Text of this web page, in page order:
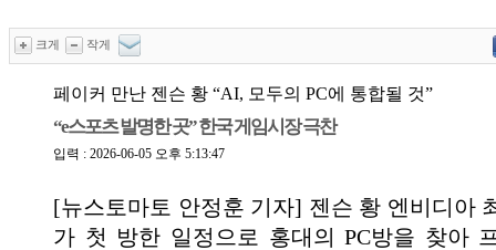
크게 작게
페이커 만난 젠슨 황 “AI, 모두의 PC에 통합될 것”
“e스포츠 발명한 곳” 한국 게임시장 극찬
입력 : 2026-06-05 오후 5:13:47
[뉴스토마토 안정훈 기자] 젠슨 황 엔비디아
가 첫 방한 일정으로 홍대의 PC방을 찾아